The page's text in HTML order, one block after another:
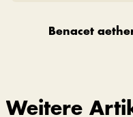
Benacet
Weitere